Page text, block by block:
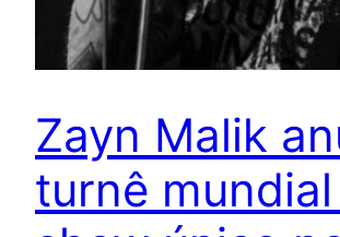
Zayn Malik
turnê